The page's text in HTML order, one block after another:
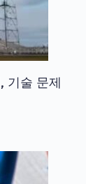
기술 문제